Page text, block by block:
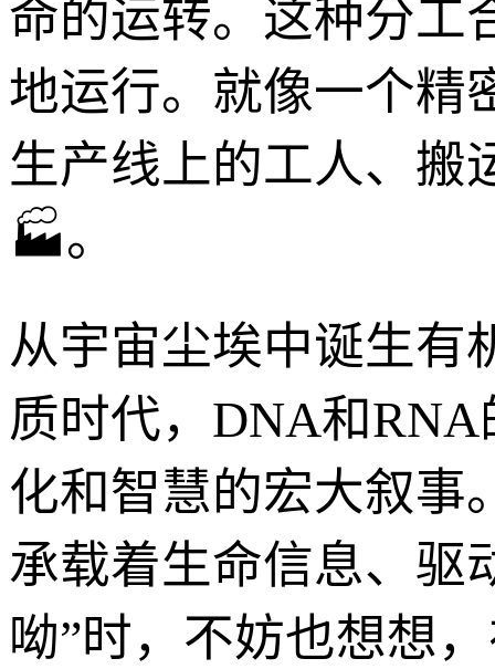
命的运转。这种分工
地运行。就像一个精
生产线上的工人、搬
🏭。
从宇宙尘埃中诞生有
质时代，DNA和
化和智慧的宏大叙事
承载着生命信息、驱
呦”时，不妨也想想